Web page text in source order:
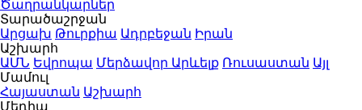
Ծաղրանկարներ
Տարածաշրջան
Արցախ Թուրքիա Ադրբեջան Իրան
Աշխարհ
ԱՄՆ Եվրոպա Մերձավոր Արևելք Ռուսաստան Այլ
Մամուլ
Հայաստան Աշխարհ
Մեդիա